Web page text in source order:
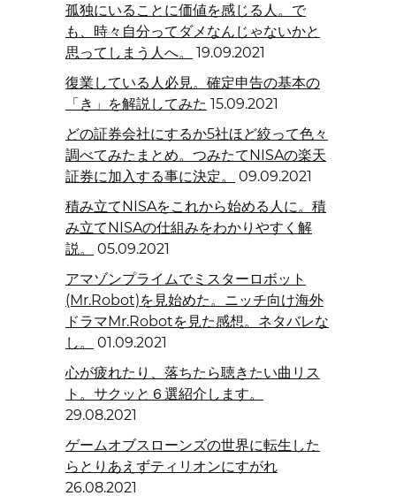
孤独にいることに価値を感じる人。で
も、時々自分ってダメなんじゃないかと
思ってしまう人へ。
19.09.2021
復業している人必見。確定申告の基本の
「き」を解説してみた 15.09.2021
どの証券会社にするか5社ほど絞って色々
調べてみたまとめ。つみたてNISAの楽天
証券に加入する事に決定。
09.09.2021
積み立てNISAをこれから始める人に。積
み立てNISAの仕組みをわかりやすく解
説。
05.09.2021
アマゾンプライムでミスターロボット
(Mr.Robot)を見始めた。ニッチ向け海外
ドラマMr.Robotを見た感想。ネタバレな
し。
01.09.2021
心が疲れたり、落ちたら聴きたい曲リス
ト。サクッと６選紹介します。
29.08.2021
ゲームオブスローンズの世界に転生した
らとりあえずティリオンにすがれ
26.08.2021